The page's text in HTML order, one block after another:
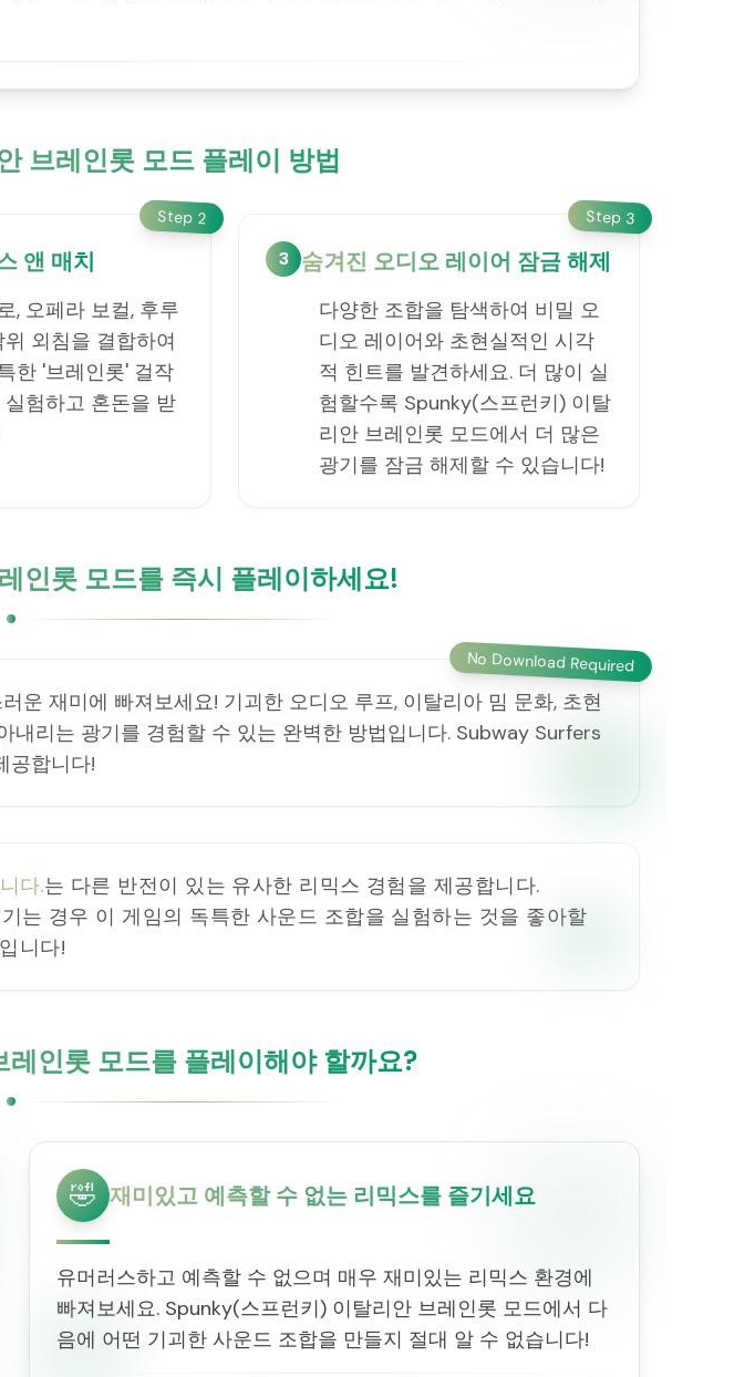
브레인롯 모드 플레이 방법
Step 2
앤 매치
, 오페라 보컬, 후루
외침을 결합하여
한 '브레인롯' 걸작
실험하고 혼돈을 받
Step 3
3 숨겨진 오디오 레이어 잠금 해제
다양한 조합을 탐색하여 비밀 오
디오 레이어와 초현실적인 시각
적 힌트를 발견하세요. 더 많이 실
험할수록 Spunky(스프런키) 이탈
리안 브레인롯 모드에서 더 많은
광기를 잠금 해제할 수 있습니다!
인롯 모드를 즉시 플레이하세요!
No Download Required
운 재미에 빠져보세요! 기괴한 오디오 루프, 이탈리아 밈 문화, 초현
리는 광기를 경험할 수 있는 완벽한 방법입니다. Subway Surfers
공합니다!
다.는 다른 반전이 있는 유사한 리믹스 경험을 제공합니다.
는 경우 이 게임의 독특한 사운드 조합을 실험하는 것을 좋아할
니다!
인롯 모드를 플레이해야 할까요?
🤣 재미있고 예측할 수 없는 리믹스를 즐기세요
유머러스하고 예측할 수 없으며 매우 재미있는 리믹스 환경에
빠져보세요. Spunky(스프런키) 이탈리안 브레인롯 모드에서 다
음에 어떤 기괴한 사운드 조합을 만들지 절대 알 수 없습니다!